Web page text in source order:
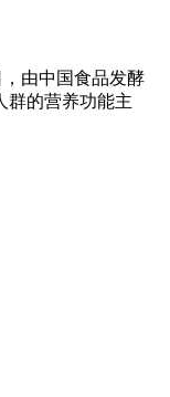
由中国食品发酵
群的营养功能主